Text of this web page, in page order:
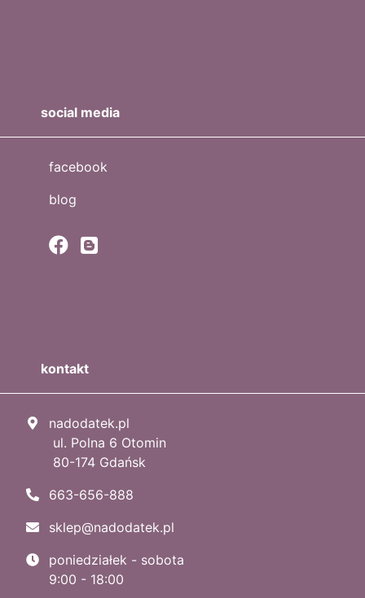
social media
facebook
blog
kontakt
nadodatek.pl
ul. Polna 6 Otomin
80-174 Gdańsk
663-656-888
sklep@nadodatek.pl
poniedziałek - sobota
9:00 - 18:00